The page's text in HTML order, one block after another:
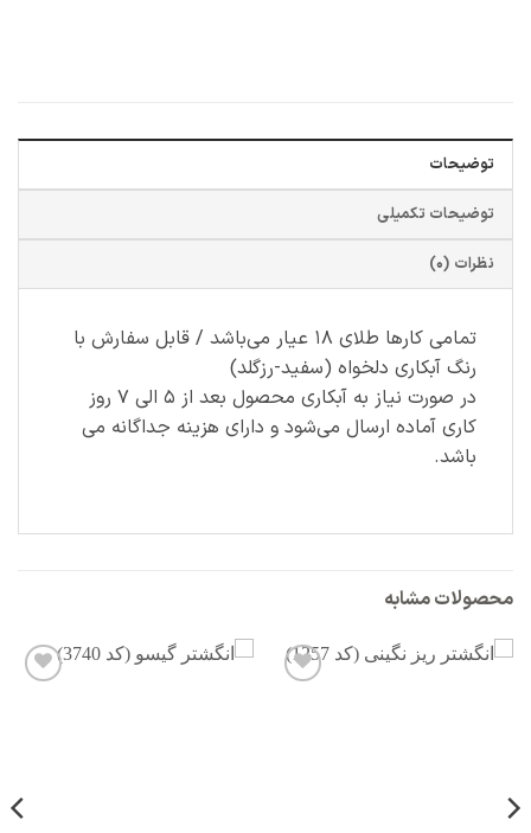
توضیحات
توضیحات تکمیلی
نظرات (0)
تمامی کارها طلای ۱۸ عیار می‌باشد / قابل سفارش با
رنگ آبکاری دلخواه (سفید-رزگلد)
در صورت نیاز به آبکاری محصول بعد از ۵ الی ۷ روز
کاری آماده ارسال می‌شود و دارای هزینه جداگانه می
باشد.
محصولات مشابه